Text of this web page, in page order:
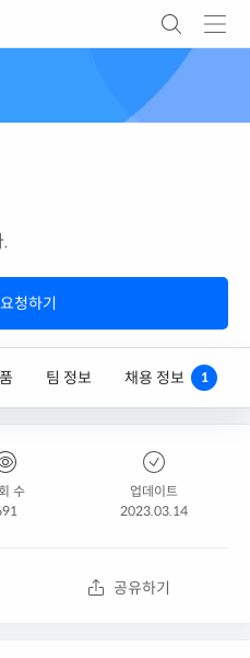
청하기
팀 정보 채용 정보 1
수
업데이트
2023.03.14
공유하기